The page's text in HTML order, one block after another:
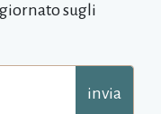
sugli
invia